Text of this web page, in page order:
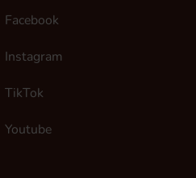
Facebook
Instagram
TikTok
Youtube